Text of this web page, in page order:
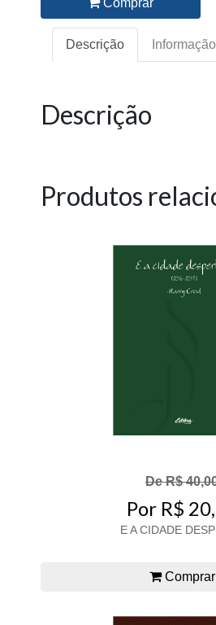
Descrição
Descrição
Produtos
De R$
Por R$
E A CIDADE
Comprar